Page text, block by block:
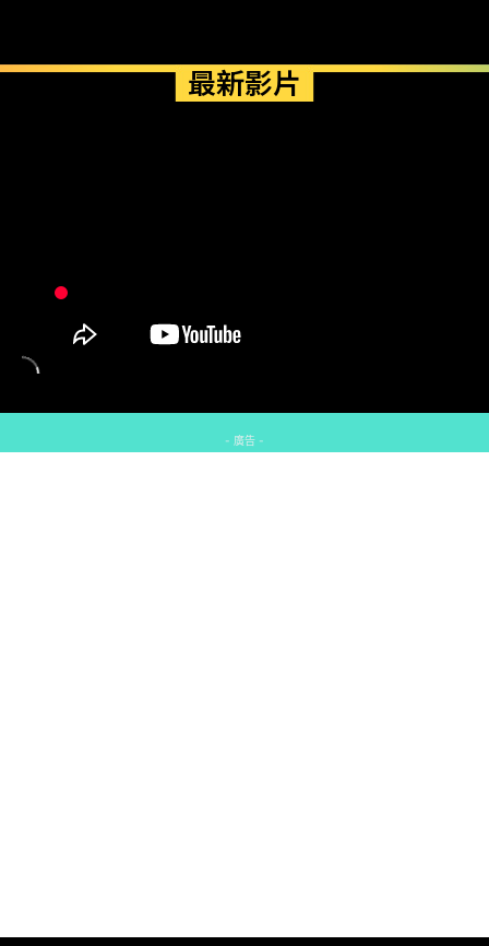
最新影片
- 廣告 -